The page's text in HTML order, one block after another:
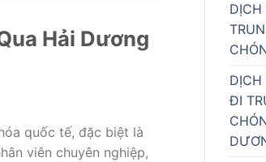
Hải Dương
quốc tế, đặc biệt là
viên chuyên nghiệp,
DỊCH
ĐI